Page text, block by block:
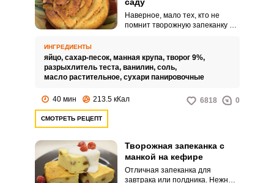
Наверное, мало тех, кто не
помнит творожную запеканку из
повторить и сегодня по очень
простому рецепту.
ИНГРЕДИЕНТЫ
яйцо, сахар-песок, манная крупа, творог 9%,
разрыхлитель теста, ванилин, соль,
масло растительное, сухари панировочные
40 мин 213.5 кКал 6818 0
СМОТРЕТЬ РЕЦЕПТ
Творожная запеканка с
манкой на кефире
Отличная запеканка для
завтрака или полдника. Нежный